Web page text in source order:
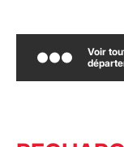
Voir